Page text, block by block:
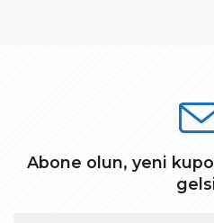
Abone olun, yeni